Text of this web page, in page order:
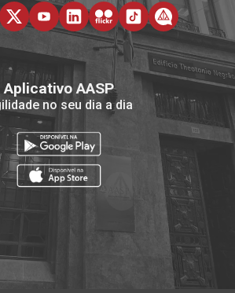
Aplicativo AASP
no seu dia a dia